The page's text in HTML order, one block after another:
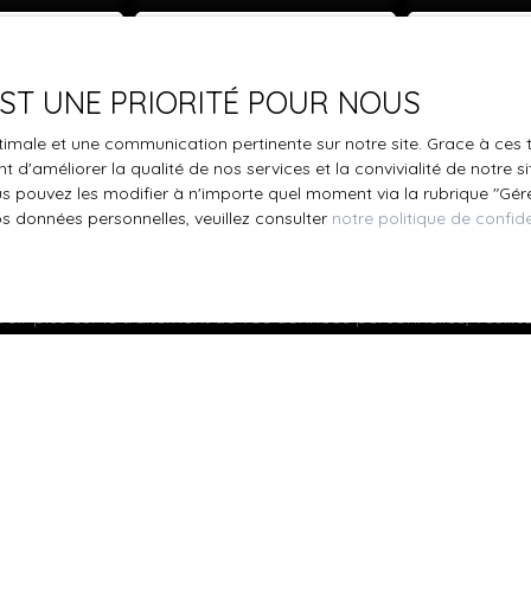
traitement de mes données personnelles conformément au
inscrire gratuitement sur la liste d'opposition au
L223-1 du code de la consommation, sur le site Internet
ou par courrier adressé à :
plus sur le traitement de vos données personnelles,
UNE PRIORITÉ POUR NOUS
et une communication pertinente sur notre site. Grace à
la qualité de nos services et la convivialité de notre
les modifier à n'importe quel moment via la rubrique
données personnelles, veuillez consulter notre politique de